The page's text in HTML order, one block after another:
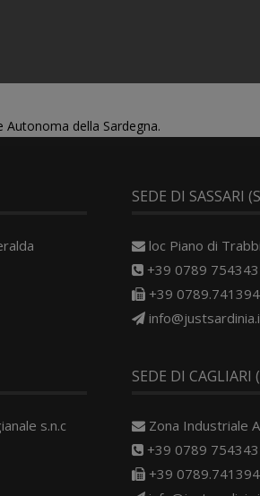
della Sardegna.
s.n.c
SEDE DI SASSARI
loc Piano di
+39 0789 754343
+39 0789.741394
SEDE DI CAGLIARI
Zona Industriale
+39 0789 754343
+39 0789.741394